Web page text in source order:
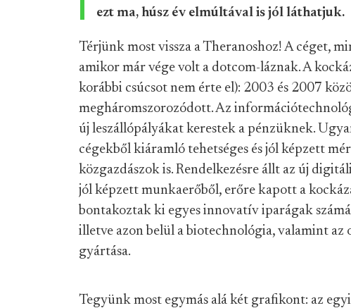
ezt ma, húsz év elmúltával is jól láthatjuk.
Térjünk most vissza a Theranoshoz! A céget,
amikor már vége volt a dotcom-láznak. A
korábbi csúcsot nem érte el): 2003 és 2007
megháromszorozódott. Az
új leszállópályákat kerestek a pénzüknek.
cégekből kiáramló tehetséges és jól képzett
közgazdászok is. Rendelkezésre állt az új
jól képzett munkaerőből, erőre kapott a
bontakoztak ki egyes innovatív iparágak
illetve azon belül a biotechnológia, valamint az
gyártása.
Tegyünk most egymás alá két grafikont: az